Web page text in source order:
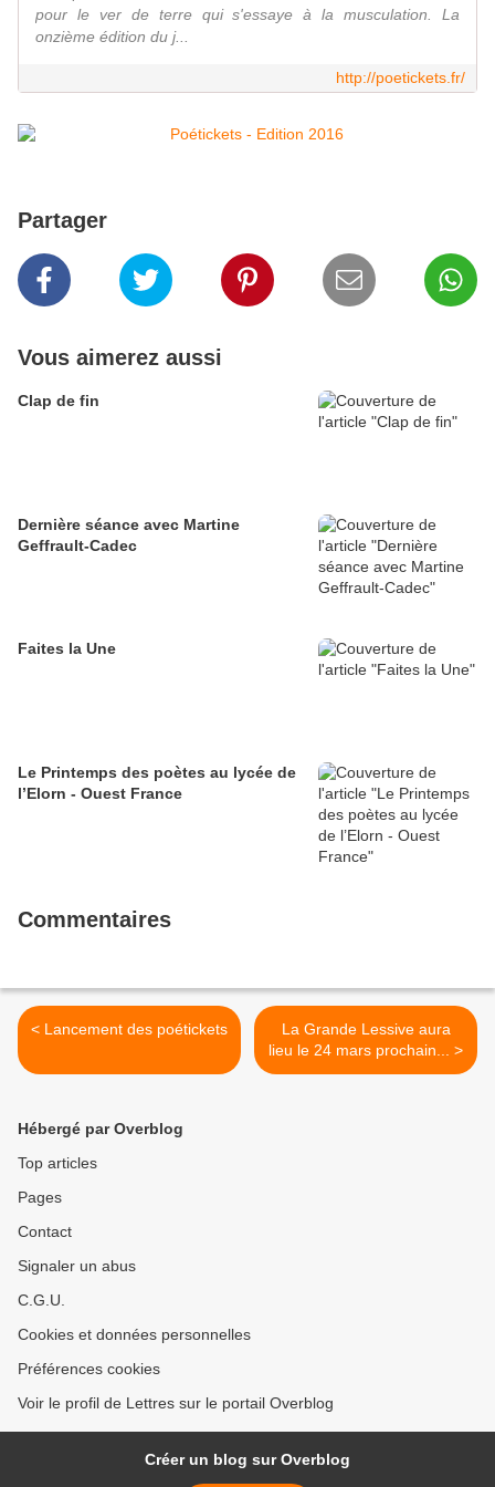
pour le ver de terre qui s'essaye à la musculation. La
onzième édition du j...
http://poetickets.fr/
Partager
Vous aimerez aussi
Clap de fin
Dernière séance avec Martine
Geffrault-Cadec
Faites la Une
Le Printemps des poètes au lycée de
l’Elorn - Ouest France
Commentaires
< Lancement des poétickets
La Grande Lessive aura
lieu le 24 mars prochain... >
Hébergé par Overblog
Top articles
Pages
Contact
Signaler un abus
C.G.U.
Cookies et données personnelles
Préférences cookies
Voir le profil de Lettres sur le portail Overblog
Créer un blog sur Overblog